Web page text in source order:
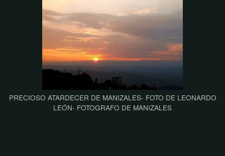
PRECIOSO ATARDECER DE MANIZALES- FOTO DE LEONARDO
LEÓN- FOTOGRAFO DE MANIZALES